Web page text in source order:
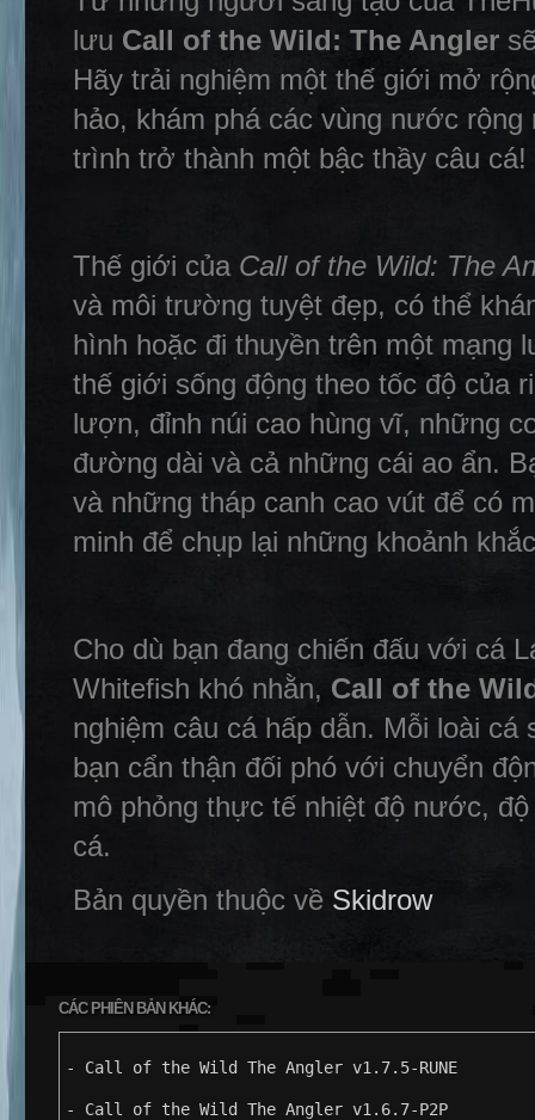
lưu Call of the Wild: The Angler
Hãy trải nghiệm một thế giới mở
hảo, khám phá các vùng nước
trình trở thành một bậc thầy câu cá!
Thế giới của Call of the Wild: The
và môi trường tuyệt đẹp, có thể
hình hoặc đi thuyền trên một
thế giới sống động theo tốc độ của
lượn, đỉnh núi cao hùng vĩ, những
đường dài và cả những cái ao ẩn.
và những tháp canh cao vút để có
minh để chụp lại những khoảnh
Cho dù bạn đang chiến đấu với cá
Whitefish khó nhằn, Call of the
nghiệm câu cá hấp dẫn. Mỗi loài
bạn cẩn thận đối phó với chuyển
mô phỏng thực tế nhiệt độ nước,
cá.
Bản quyền thuộc về Skidrow
CÁC PHIÊN BẢN KHÁC:
- Call of the Wild The Angler v1.7.5-RUNE
- Call of the Wild The Angler v1.6.7-P2P